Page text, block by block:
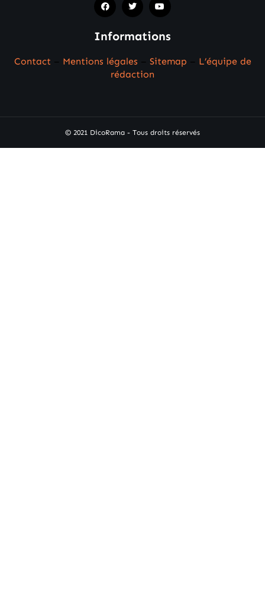
Informations
Contact Mentions légales Sitemap
L’équipe de
rédaction
© 2021 DicoRama - Tous droits réservés